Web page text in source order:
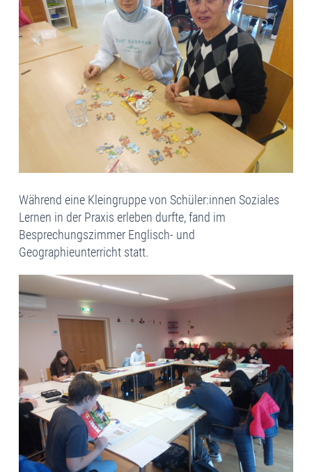
Während eine Kleingruppe von Schüler:innen Soziales
Lernen in der Praxis erleben durfte, fand im
Besprechungszimmer Englisch- und
Geographieunterricht statt.